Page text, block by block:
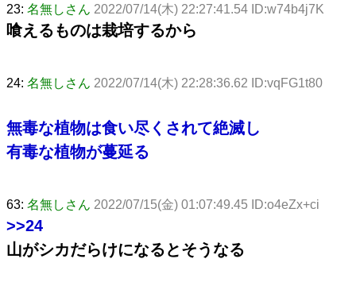
23: 名無しさん 2022/07/14(木) 22:27:41.54 ID:w74b4j7K
喰えるものは栽培するから
24: 名無しさん 2022/07/14(木) 22:28:36.62 ID:vqFG1t80
無毒な植物は食い尽くされて絶滅し
有毒な植物が蔓延る
63: 名無しさん 2022/07/15(金) 01:07:49.45 ID:o4eZx+ci
>>24
山がシカだらけになるとそうなる